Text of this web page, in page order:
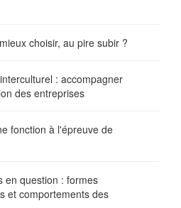
choisir, au pire subir ?
: accompagner
des entreprises
fonction à l'épreuve de
en question : formes
et comportements des